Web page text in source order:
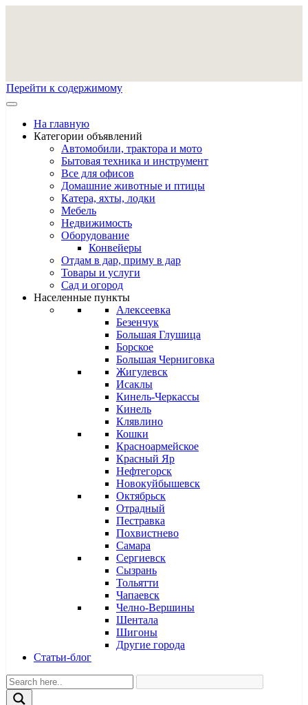
Перейти к содержимому
На главную
Категории объявлений
Автомобили, трактора и мото
Бытовая техника и инструмент
Все для офисов
Домашние животные и птицы
Катера, яхты, лодки
Мебель
Недвижимость
Оборудование
Конвейеры
Отдам в дар, приму в дар
Товары и услуги
Сад и огород
Населенные пункты
Алексеевка
Безенчук
Большая Глушица
Борское
Большая Черниговка
Жигулевск
Исаклы
Кинель-Черкассы
Кинель
Клявлино
Кошки
Красноармейское
Красный Яр
Нефтегорск
Новокуйбышевск
Октябрьск
Отрадный
Пестравка
Похвистнево
Самара
Сергиевск
Сызрань
Тольятти
Чапаевск
Челно-Вершины
Шентала
Шигоны
Другие города
Статьи-блог